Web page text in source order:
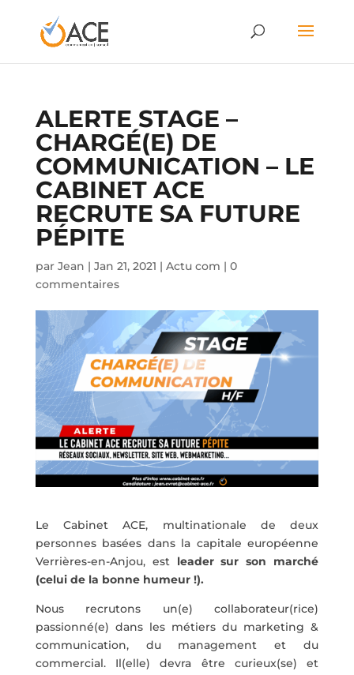
ALERTE STAGE –
CHARGÉ(E) DE
COMMUNICATION – LE
CABINET ACE
RECRUTE SA FUTURE
PÉPITE
par Jean | Jan 21, 2021 | Actu com | 0
commentaires
Le Cabinet ACE, multinationale de deux
personnes basées dans la capitale européenne
Verrières-en-Anjou, est leader sur son marché
(celui de la bonne humeur !).
Nous recrutons un(e) collaborateur(rice)
passionné(e) dans les métiers du marketing &
communication, du management et du
commercial. Il(elle) devra être curieux(se) et